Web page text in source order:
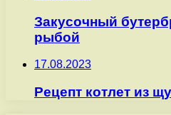
Закусочный
рыбой
17.08.2023
Рецепт котлет из